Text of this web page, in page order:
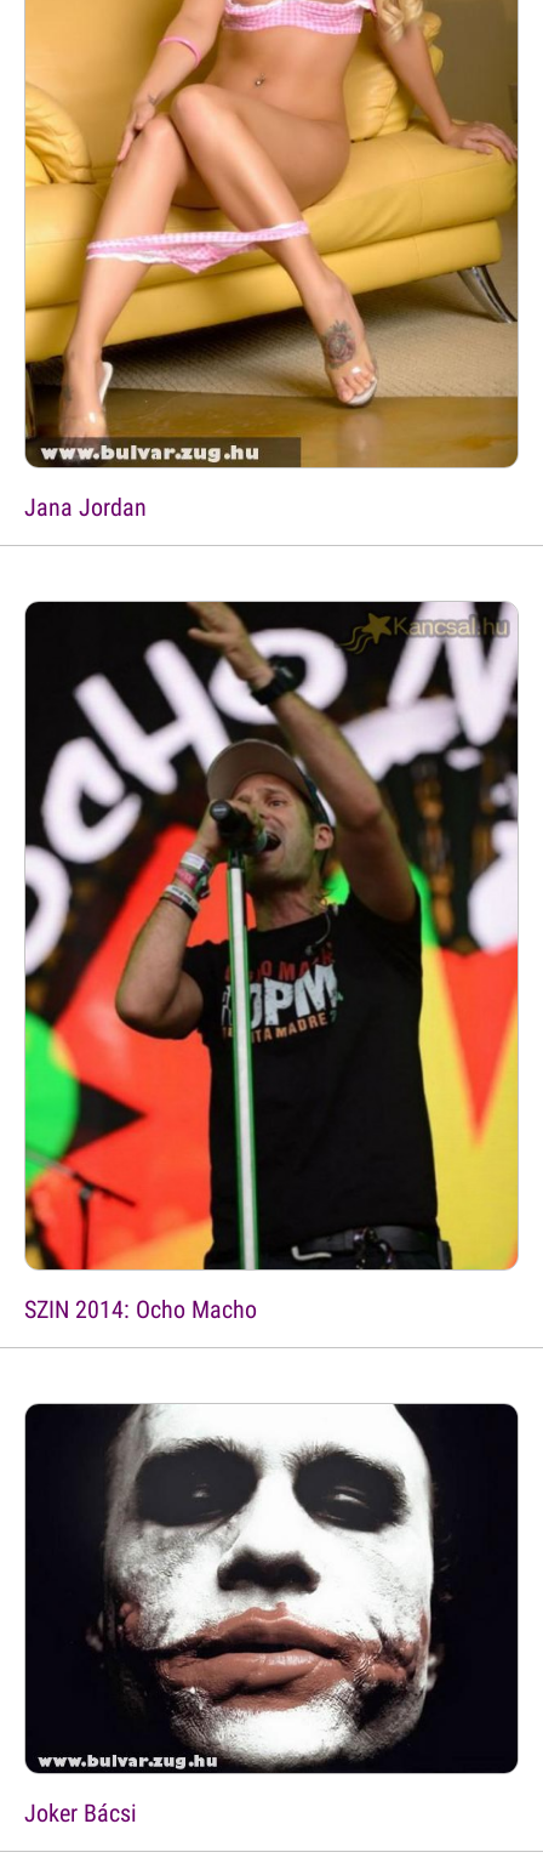
Jana Jordan
SZIN 2014: Ocho Macho
Joker Bácsi